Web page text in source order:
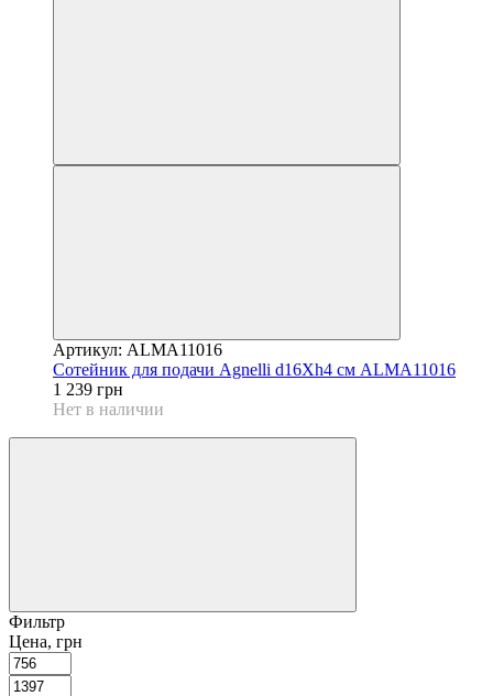
Артикул: ALMA11016
Сотейник для подачи Agnelli d16Xh4 см ALMA11016
1 239 грн
Нет в наличии
Фильтр
Цена, грн